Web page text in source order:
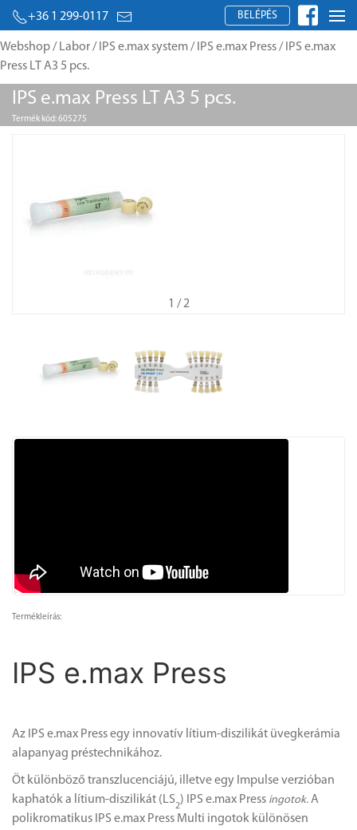
+36 1 299-0117 BELÉPÉS
Webshop/ Labor/ IPS e.max system/ IPS e.max Press/ IPS e.max
Press LT A3 5 pcs.
IPS e.max Press LT A3 5 pcs.
Termék kód: 605275
1 / 2
Termékleírás:
IPS e.max Press
Az IPS e.max Press egy innovatív lítium-diszilikát üvegkerámia
alapanyag préstechnikához.
Öt különböző transzlucenciájú, illetve egy Impulse verzióban
kaphatók a lítium-diszilikát (LS
2
) IPS e.max Press ingotok. A
polikromatikus IPS e.max Press Multi ingotok különösen